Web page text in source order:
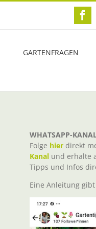
GARTENFRAGEN
WHATSAPP-
Folge hier direkt
Kanal und erhalte
Tipps und Infos
Eine Anleitung gibt